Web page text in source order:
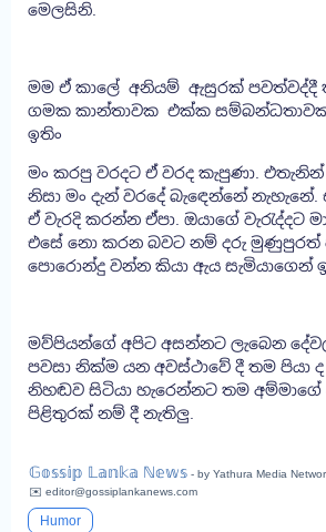
මෙලසිනි.
මම ඒ කාලේ අනියම් ඇසුරක් පවත්වද්දී
ගමක කාන්තාවක එක්ක සම්බන්ධතාවක්
ඉතිං
මං කරපු වරදට ඒ වරද කැපුණා.
නිසා මං දැන් වරදේ බැඳෙන්නේ
ඒ වැරදි කරන්න ඒපා. ඔයාගේ වැරැද්දට
එසේ නො කරන බවට නම් දරු මුණුපුරත්
පොරොන්දු වන්න කියා ඇය සැමියාගෙන්
මව්පියන්ගේ අපිට අසන්නට ලැබෙන
පවසා නික්ම යන අවස්ථාවේ දී තම පියා
නිහඬව සිටියා හැරෙන්නට තම
පිළිතුරක් නම් දී නැතිලු.
𝔾𝕠𝕤𝕤𝕚𝕡 𝕃𝕒𝕟𝕜𝕒 ℕ𝕖𝕨𝕤 - by Yathura Media
✉️ editor@gossiplankanews.com
Humor